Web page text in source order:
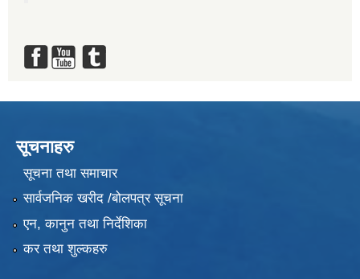
सूचनाहरु
सूचना तथा समाचार
सार्वजनिक खरीद /बोलपत्र सूचना
एन, कानुन तथा निर्देशिका
कर तथा शुल्कहरु